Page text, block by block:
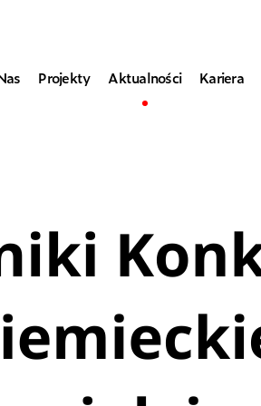
Projekty Aktualności Kariera